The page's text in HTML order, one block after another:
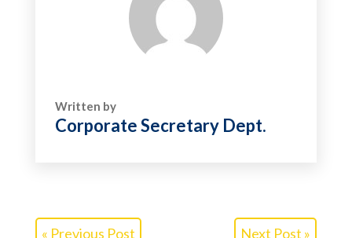
Written by
Corporate Secretary Dept.
« Previous Post Next Post »